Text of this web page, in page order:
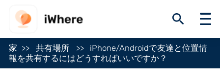
家 共有場所
iPhone/Androidで友達と位置情
報を共有するにはどうすればいいですか？